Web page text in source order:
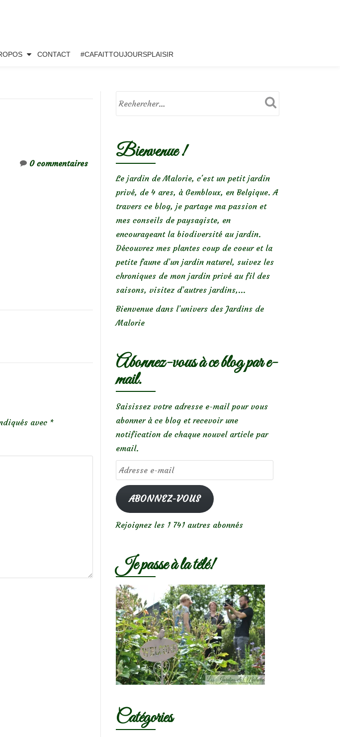
CONTACT #CAFAITTOUJOURSPLAISIR
0 commentaires
avec *
Bienvenue !
Le jardin de Malorie, c'est un petit jardin
privé, de 4 ares, à Gembloux, en Belgique. A
travers ce blog, je partage ma passion et
mes conseils de paysagiste, en
encourageant la biodiversité au jardin.
Découvrez mes plantes coup de coeur et la
petite faune d’un jardin naturel, suivez les
chroniques de mon jardin privé au fil des
saisons, visitez d’autres jardins,...
Bienvenue dans l’univers des Jardins de
Malorie
Abonnez-vous à ce blog par e-
mail.
Saisissez votre adresse e-mail pour vous
abonner à ce blog et recevoir une
notification de chaque nouvel article par
email.
Adresse
e-
mailABONNEZ-VOUS
Rejoignez les 1 741 autres abonnés
Je passe à la télé!
Catégories